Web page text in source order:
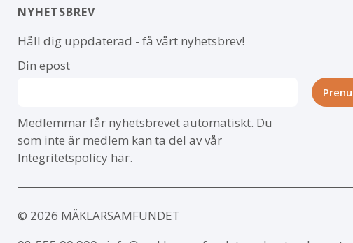
NYHETSBREV
Håll dig uppdaterad - få vårt nyhetsbrev!
Din epost
Medlemmar får nyhetsbrevet automatiskt. Du
som inte är medlem kan ta del av vår
Integritetspolicy här.
© 2026 MÄKLARSAMFUNDET